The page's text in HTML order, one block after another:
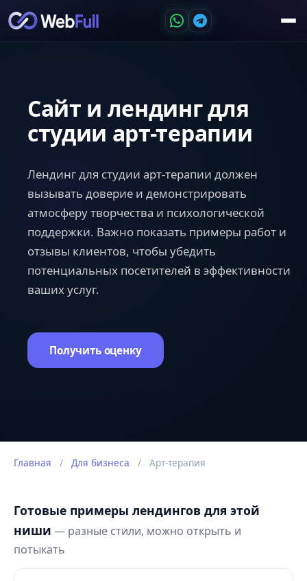
Сайт и лендинг для
студии арт-терапии
Лендинг для студии арт-терапии должен
вызывать доверие и демонстрировать
атмосферу творчества и психологической
поддержки. Важно показать примеры работ и
отзывы клиентов, чтобы убедить
потенциальных посетителей в эффективности
ваших услуг.
Получить оценку
Главная / Для бизнеса / Арт-терапия
Готовые примеры лендингов для этой
ниши — разные стили, можно открыть и
потыкать